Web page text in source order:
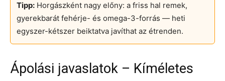
Tipp: Horgászként nagy előny: a friss hal remek,
gyerekbarát fehérje- és omega-3-forrás — heti
egyszer-kétszer beiktatva javíthat az étrenden.
Ápolási javaslatok – Kíméletes